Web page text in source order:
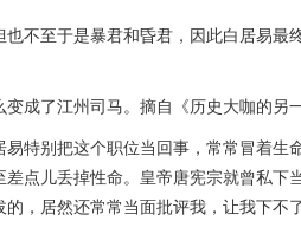
不至于是暴君和昏君，因此白居易最
成了江州司马。 摘自《历史大咖的另
特别把这个职位当回事，常常冒着生
点儿丢掉性命。皇帝唐宪宗就曾私下
，居然还常常当面批评我，让我下不